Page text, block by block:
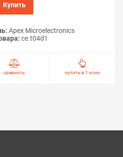
Купить
Apex Microelectronics
ce.t04d1
сравнить купить в 1 клик